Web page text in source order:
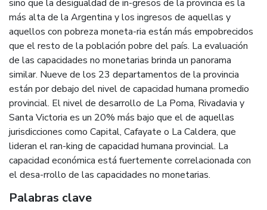
sino que la desigualdad de in-gresos de la provincia es la
más alta de la Argentina y los ingresos de aquellas y
aquellos con pobreza moneta-ria están más empobrecidos
que el resto de la población pobre del país. La evaluación
de las capacidades no monetarias brinda un panorama
similar. Nueve de los 23 departamentos de la provincia
están por debajo del nivel de capacidad humana promedio
provincial. El nivel de desarrollo de La Poma, Rivadavia y
Santa Victoria es un 20% más bajo que el de aquellas
jurisdicciones como Capital, Cafayate o La Caldera, que
lideran el ran-king de capacidad humana provincial. La
capacidad económica está fuertemente correlacionada con
el desa-rrollo de las capacidades no monetarias.
Palabras clave